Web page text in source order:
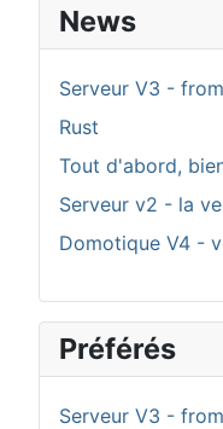
News
Serveur V3 -
Rust
Tout d'abord,
Serveur v2 - la
Domotique V4 -
Préférés
Serveur V3 -